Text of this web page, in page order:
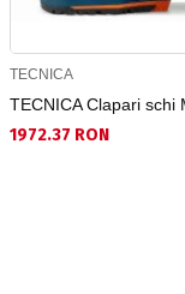
TECNICA
TECNICA Clapari schi
1972.37 RON